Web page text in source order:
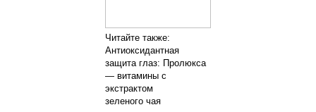
Читайте также:
Антиоксидантная
защита глаз: Пролюкса
— витамины с
экстрактом
зеленого чая